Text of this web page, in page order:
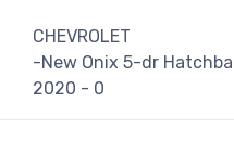
CHEVROLET
-New Onix 5-dr
2020 - 0